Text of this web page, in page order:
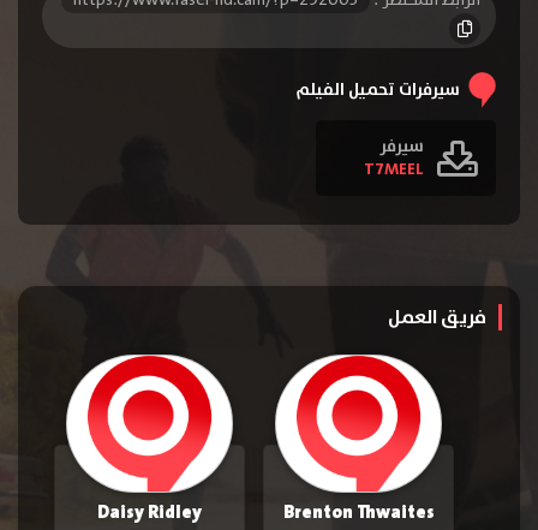
سيرفرات تحميل الفيلم
سيرفر
T7MEEL
فريق العمل
Brenton Thwaites
Daisy Ridley